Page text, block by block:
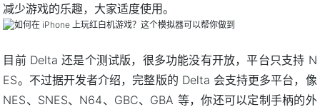
减少游戏的乐趣，大家适度使用。
目前 Delta 还是个测试版，很多功能没有开放，平台只支持 N
ES。不过据开发者介绍，完整版的 Delta 会支持更多平台，像
NES、SNES、N64、GBC、GBA 等，你还可以定制手柄的外